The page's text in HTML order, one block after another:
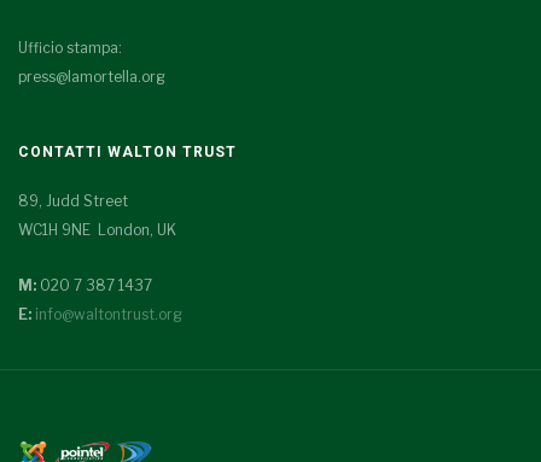
Ufficio stampa:
press@lamortella.org
CONTATTI WALTON TRUST
89, Judd Street
WC1H 9NE London, UK
M: 020 7 387 1437
E: info@waltontrust.org